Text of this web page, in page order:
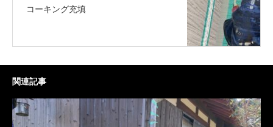
コーキング充填
関連記事